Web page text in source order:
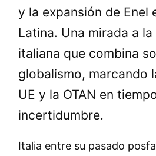
y la expansión de Enel
Latina. Una mirada a
italiana que combina
globalismo, marcando
UE y la OTAN en
incertidumbre.
Italia entre su pasado